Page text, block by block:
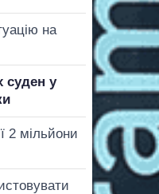
на
суден у
2 мільйони